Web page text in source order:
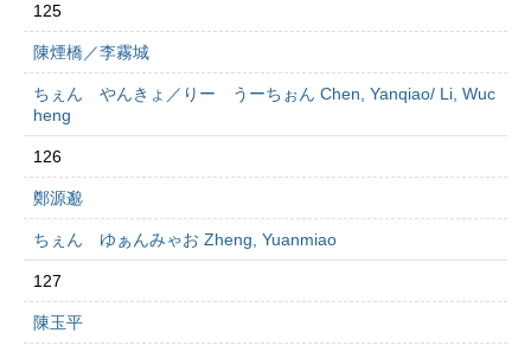
125
陳煙橋／李霧城
ちぇん やんきょ／りー うーちぉん Chen, Yanqiao/ Li, Wuc
heng
126
鄭源邈
ちぇん ゆぁんみゃお Zheng, Yuanmiao
127
陳玉平